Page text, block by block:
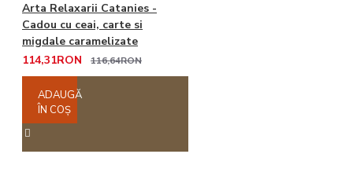
Arta Relaxarii Catanies -
Cadou cu ceai, carte si
migdale caramelizate
114,31RON
116,64RON
ADAUGĂ
ÎN COŞ